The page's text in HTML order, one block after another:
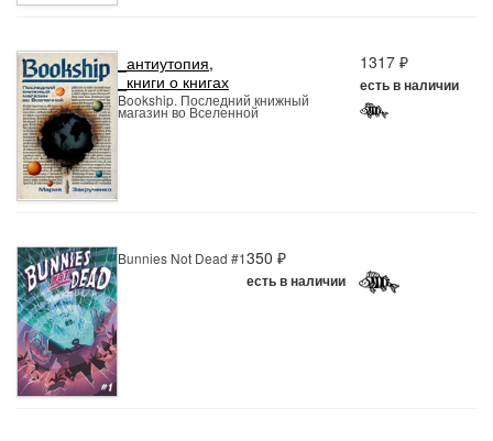
_антиутопия,
_книги о книгах
Bookship. Последний книжный
магазин во Вселенной
1317 ₽
есть в наличии
Bunnies Not Dead #1350 ₽
есть в наличии